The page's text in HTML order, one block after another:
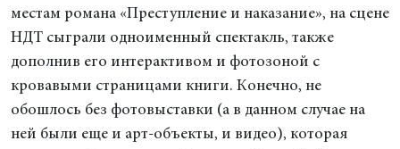
местам романа «Преступление и наказание», на сцене
НДТ сыграли одноименный спектакль, также
дополнив его интерактивом и фотозоной с
кровавыми страницами книги. Конечно, не
обошлось без фотовыставки (а в данном случае на
ней были еще и арт-объекты, и видео), которая